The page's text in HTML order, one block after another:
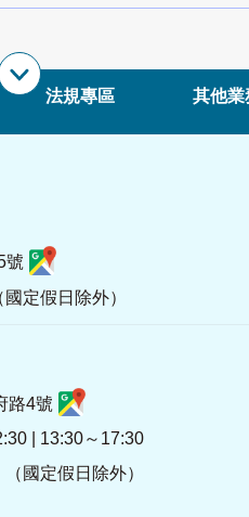
法規專區 其他業
號
定假日除外）
路4號
| 13:30～17:30
國定假日除外）